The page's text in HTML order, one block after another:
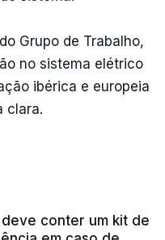
Grupo de Trabalho,
no sistema elétrico
ibérica e europeia
clara.
conter um kit de